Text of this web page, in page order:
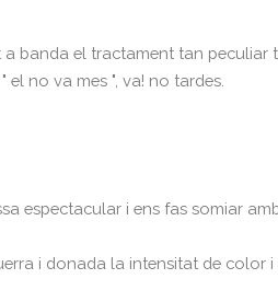
banda el tractament tan peculiar
no va mes ", va! no tardes.
espectacular i ens fas somiar
i donada la intensitat de color